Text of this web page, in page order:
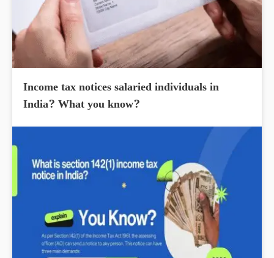
Income tax notices salaried individuals in
India? What you know?